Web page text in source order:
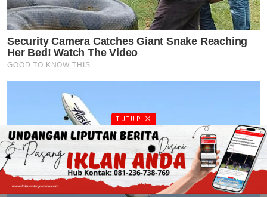
TUTUP